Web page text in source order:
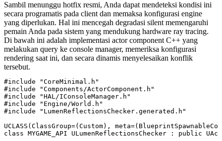
Sambil menunggu hotfix resmi, Anda dapat mendeteksi kondisi ini
secara programatis pada client dan memaksa konfigurasi engine
yang diperlukan. Hal ini mencegah degradasi silent memengaruhi
pemain Anda pada sistem yang mendukung hardware ray tracing.
Di bawah ini adalah implementasi actor component C++ yang
melakukan query ke console manager, memeriksa konfigurasi
rendering saat ini, dan secara dinamis menyelesaikan konflik
tersebut.
#include "CoreMinimal.h"
#include "Components/ActorComponent.h"
#include "HAL/IConsoleManager.h"
#include "Engine/World.h"
#include "LumenReflectionsChecker.generated.h"
UCLASS(ClassGroup=(Custom),
class MYGAME_API ULumenReflectionsChecker : public